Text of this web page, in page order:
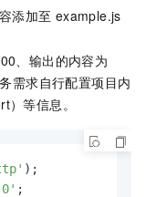
添加至 example.js
、输出的内容为
需求自行配置项目内
等信息。